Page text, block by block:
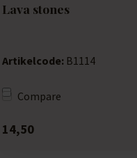
Lava stones
Artikelcode: B1114
Compare
14,50